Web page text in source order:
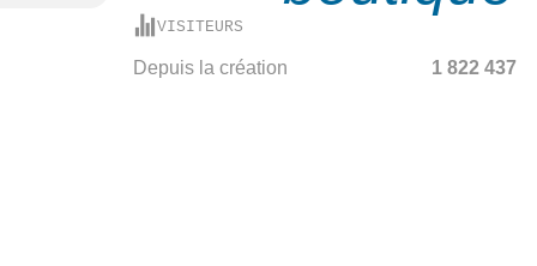
VISITEURS
Depuis la création 1 822 437